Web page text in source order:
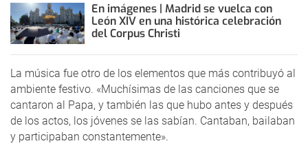
En imágenes | Madrid se vuelca con
León XIV en una histórica celebración
del Corpus Christi
La música fue otro de los elementos que más contribuyó al
ambiente festivo. «Muchísimas de las canciones que se
cantaron al Papa, y también las que hubo antes y después
de los actos, los jóvenes se las sabían. Cantaban, bailaban
y participaban constantemente».